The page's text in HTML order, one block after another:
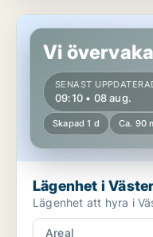
Lägenhet i Västerås
Vi
SENAST
09:10 • 08 aug.
Skapad 1 d Ca. 90
Lägenhet i
Areal